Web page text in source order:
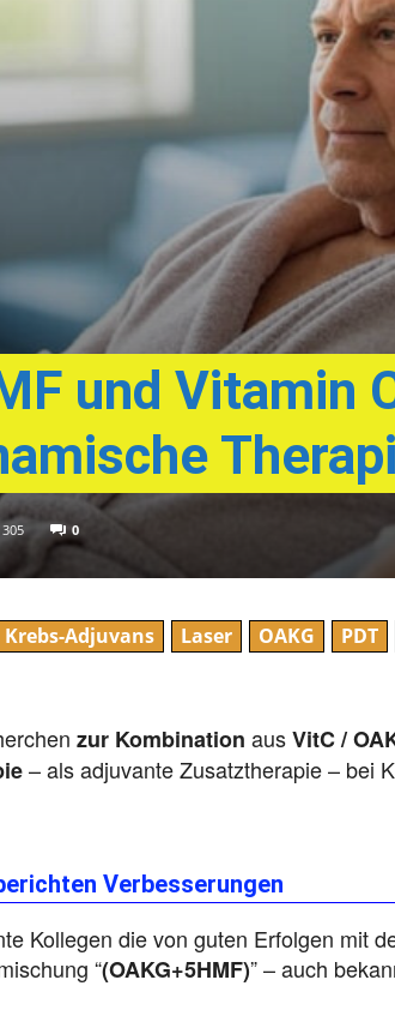
und Vitamin
305 0
Krebs-Adjuvans Laser OAKG PDT
zur Kombination ausVitC /
– als adjuvante Zusatztherapie – bei
Verbesserungen
Kollegen die von guten Erfolgen mit
“(OAKG+5HMF)” – auch